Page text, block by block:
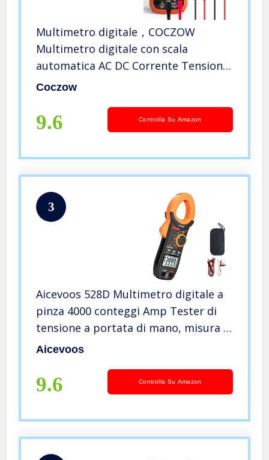
Multimetro digitale，COCZOW
Multimetro digitale con scala
automatica AC DC Corrente Tensione
Resistenza Capacità Tester di
Multimetro digitale portatile
Coczow
9.6 Controlla Su Amazon
3
Aicevoos 528D Multimetro digitale a
pinza 4000 conteggi Amp Tester di
tensione a portata di mano, misura la
tensione di corrente Temperatura
Aicevoos
9.6 Controlla Su Amazon